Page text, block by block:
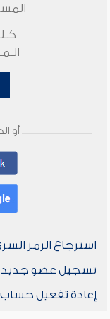
أو
استرجاع الرمز
تسجيل عضو جديد
إعادة تفعيل حساب